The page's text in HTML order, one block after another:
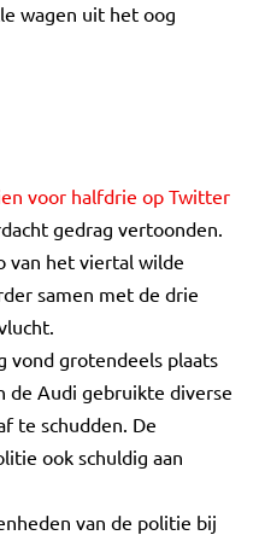
wagen uit het oog
voor halfdrie op Twitter
gedrag vertoonden.
van het viertal wilde
samen met de drie
vond grotendeels plaats
de Audi gebruikte diverse
te schudden. De
ook schuldig aan
van de politie bij